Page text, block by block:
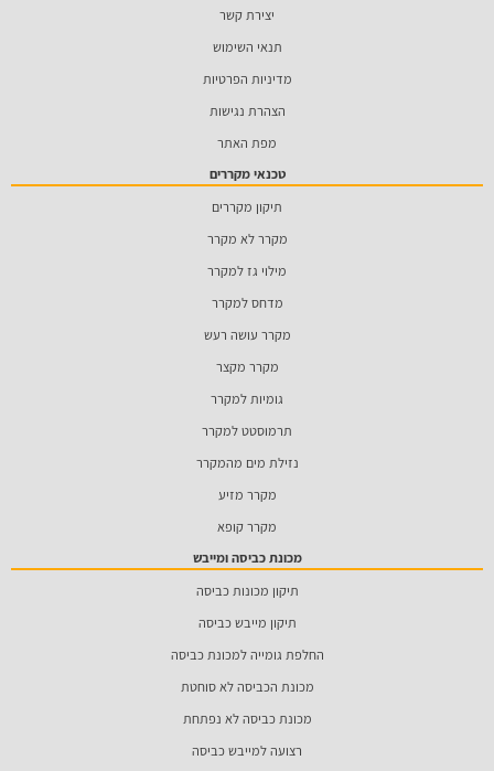
יצירת קשר
תנאי השימוש
מדיניות הפרטיות
הצהרת נגישות
מפת האתר
טכנאי מקררים
תיקון מקררים
מקרר לא מקרר
מילוי גז למקרר
מדחס למקרר
מקרר עושה רעש
מקרר מקצר
גומיות למקרר
תרמוסטט למקרר
נזילת מים מהמקרר
מקרר מזיע
מקרר קופא
מכונת כביסה ומייבש
תיקון מכונות כביסה
תיקון מייבש כביסה
החלפת גומייה למכונת כביסה
מכונת הכביסה לא סוחטת
מכונת כביסה לא נפתחת
רצועה למייבש כביסה